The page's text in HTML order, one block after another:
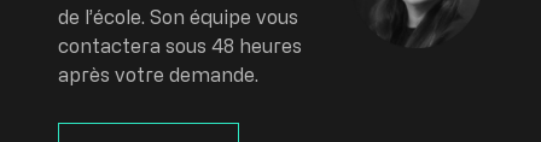
de l’école. Son équipe vous
contactera sous 48 heures
après votre demande.